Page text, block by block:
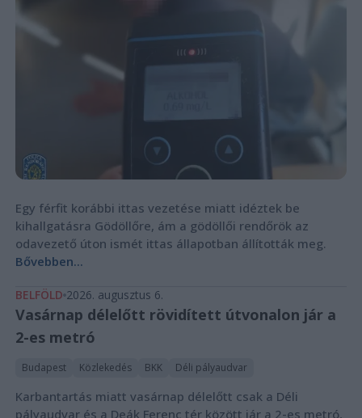
Egy férfit korábbi ittas vezetése miatt idéztek be
kihallgatásra Gödöllőre, ám a gödöllői rendőrök az
odavezető úton ismét ittas állapotban állították meg.
Bővebben...
BELFÖLD 2026. augusztus 6.
Vasárnap délelőtt rövidített útvonalon jár a
2-es metró
Budapest Közlekedés BKK Déli pályaudvar
Karbantartás miatt vasárnap délelőtt csak a Déli
pályaudvar és a Deák Ferenc tér között jár a 2-es metró,